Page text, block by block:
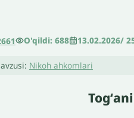
O'qildi: 688 13.02.2026/
Nikoh ahkomlari